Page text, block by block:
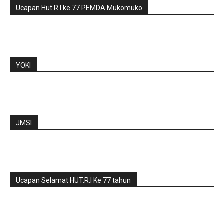
Ucapan Hut R.I ke 77 PEMDA Mukomuko
YOKI
JMSI
Ucapan Selamat HUT.R.I Ke 77 tahun